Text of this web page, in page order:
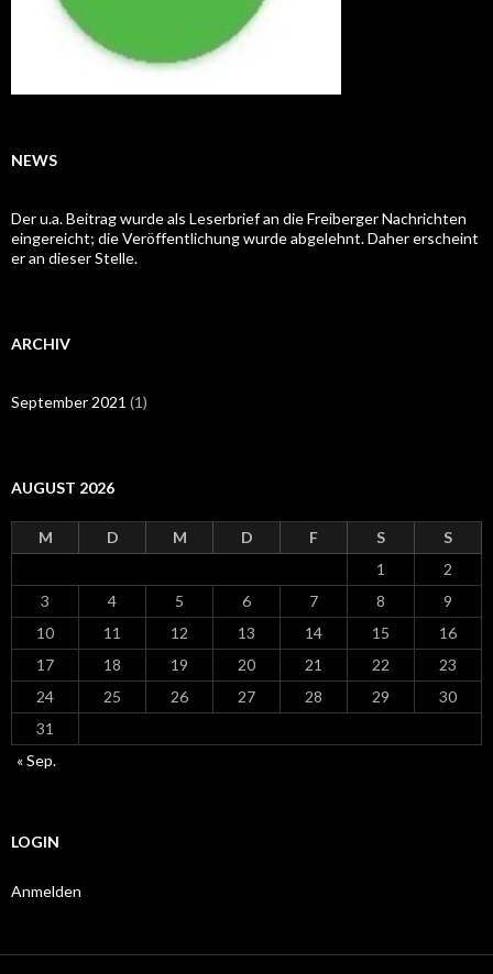
NEWS
Der u.a. Beitrag wurde als Leserbrief an die Freiberger Nachrichten
eingereicht; die Veröffentlichung wurde abgelehnt. Daher erscheint
er an dieser Stelle.
ARCHIV
September 2021 (1)
AUGUST 2026
M D M D F S
S
1
2
3
4 5 6 7 8
9
10
11 12 13 14 15
16
17
18 19 20 21 22
23
24
25 26 27 28 29
30
31
« Sep.
LOGIN
Anmelden